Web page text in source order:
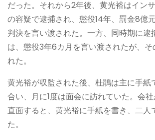
だった。それから2年後、黄光裕はイン
の容疑で逮捕され、懲役14年、罰金8億
判決を言い渡された。一方、同時期に逮
は、懲役3年6カ月を言い渡されたが、そ
れた。
黄光裕が収監された後、杜鵑は主に手紙
合い、月に1度は面会に訪れていた。会
直面すると、黄光裕に手紙を書き、二人
た。